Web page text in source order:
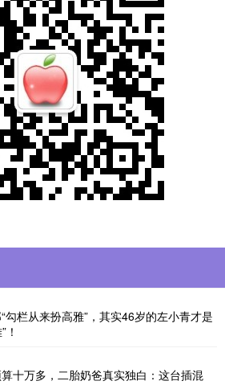
勾栏从来扮高雅”，其实46岁的左小青才是
！
十万多，二胎奶爸真实独白：这台插混